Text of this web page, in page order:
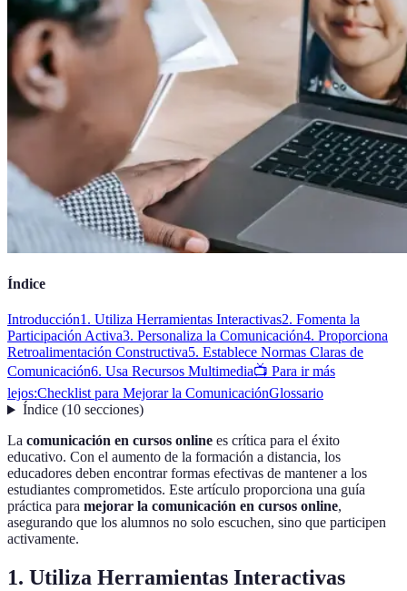
Índice
Introducción1. Utiliza Herramientas Interactivas2. Fomenta la
Participación Activa3. Personaliza la Comunicación4. Proporciona
Retroalimentación Constructiva5. Establece Normas Claras de
Comunicación6. Usa Recursos Multimedia📺 Para ir más
lejos:Checklist para Mejorar la ComunicaciónGlossario
Índice(10 secciones)
La comunicación en cursos online es crítica para el éxito
educativo. Con el aumento de la formación a distancia, los
educadores deben encontrar formas efectivas de mantener a los
estudiantes comprometidos. Este artículo proporciona una guía
práctica para mejorar la comunicación en cursos online,
asegurando que los alumnos no solo escuchen, sino que participen
activamente.
1. Utiliza Herramientas Interactivas